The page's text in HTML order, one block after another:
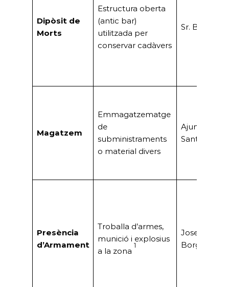
Dipòsit de
Morts
Estructura oberta
(antic bar)
utilitzada per
conservar cadàvers
Sr. Bota
Magatzem
Emmagatzematge
de
subministraments
o material divers
Ajuntament
Sant Boi
Presència
d’Armament
Troballa d’armes,
munició i explosius
a la zona
1
Josep Faura
Borgés, Sr.